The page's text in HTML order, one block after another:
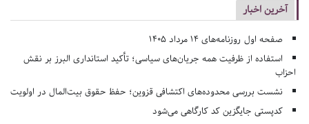
آخرین اخبار
صفحه اول روزنامه‌های 14 مرداد 1405
استفاده از ظرفیت همه جریان‌های سیاسی؛ تأکید استانداری البرز بر نقش
احزاب
نشست بررسی محدوده‌های اکتشافی قزوین؛ حفظ حقوق بیت‌المال در اولویت
کدپستی جایگزین کد کارگاهی می‌شود